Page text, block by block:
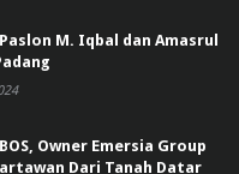
M. Iqbal dan Amasrul
Owner Emersia Group
Dari Tanah Datar